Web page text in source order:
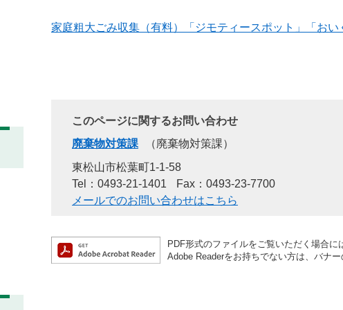
家庭粗大ごみ収集（有料）「ジモティースポット」「おい
このページに関するお問い合わせ
廃棄物対策課
廃棄物対策課
東松山市松葉町1-1-58
Tel：0493-21-1401
Fax：0493-23-7700
メールでのお問い合わせはこちら
PDF形式のファイルをご覧いただく場合に
Adobe Readerをお持ちでない方は、バナ